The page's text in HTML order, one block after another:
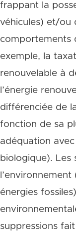
frappant la
véhicules) et/ou
comportements
exemple, la
renouvelable à
l’énergie
différenciée de
fonction de sa
adéquation
biologique). Les
énergies
suppressions